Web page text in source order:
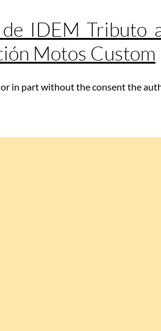
IDEM Tributo
Motos Custom
in part without the consent the